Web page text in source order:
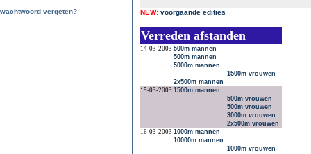
wachtwoord vergeten? NEW: voorgaande edities
Verreden afstanden
14-03-2003 500m mannen
500m mannen
5000m mannen
1500m vrouwen
2x500m mannen
15-03-2003 1500m mannen
500m vrouwen
500m vrouwen
3000m vrouwen
2x500m vrouwen
16-03-2003 1000m mannen
10000m mannen
1000m vrouwen